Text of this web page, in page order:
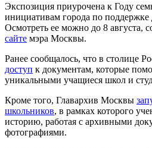
Экспозиция приурочена к Году
инициативам города по поддержке
Осмотреть ее можно до 8 августа,
сайте мэра Москвы.
Ранее сообщалось, что в столице
доступ к документам, которые
уникальными учащиеся школ и
Кроме того, Главархив Москвы
школьников, в рамках которого
историю, работая с архивными
фотографиями.